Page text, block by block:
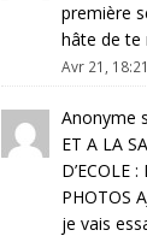
première
hâte de te
Avr 21, 18:21
Anonyme
ET A LA
D’ECOLE
PHOTOS
je vais